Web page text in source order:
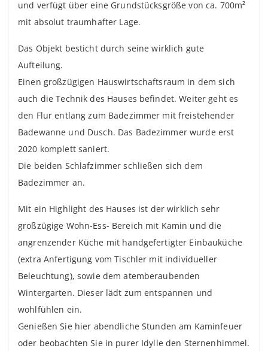
und verfügt über eine Grundstücksgröße von ca. 700m²
mit absolut traumhafter Lage.
Das Objekt besticht durch seine wirklich gute
Aufteilung.
Einen großzügigen Hauswirtschaftsraum in dem sich
auch die Technik des Hauses befindet. Weiter geht es
den Flur entlang zum Badezimmer mit freistehender
Badewanne und Dusch. Das Badezimmer wurde erst
2020 komplett saniert.
Die beiden Schlafzimmer schließen sich dem
Badezimmer an.
Mit ein Highlight des Hauses ist der wirklich sehr
großzügige Wohn-Ess- Bereich mit Kamin und die
angrenzender Küche mit handgefertigter Einbauküche
(extra Anfertigung vom Tischler mit individueller
Beleuchtung), sowie dem atemberaubenden
Wintergarten. Dieser lädt zum entspannen und
wohlfühlen ein.
Genießen Sie hier abendliche Stunden am Kaminfeuer
oder beobachten Sie in purer Idylle den Sternenhimmel.